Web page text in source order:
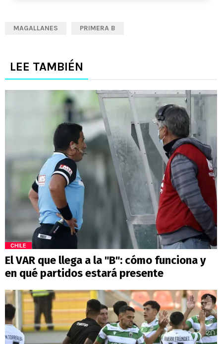
MAGALLANES PRIMERA B
LEE TAMBIÉN
CHILE
El VAR que llega a la "B": cómo funciona y
en qué partidos estará presente